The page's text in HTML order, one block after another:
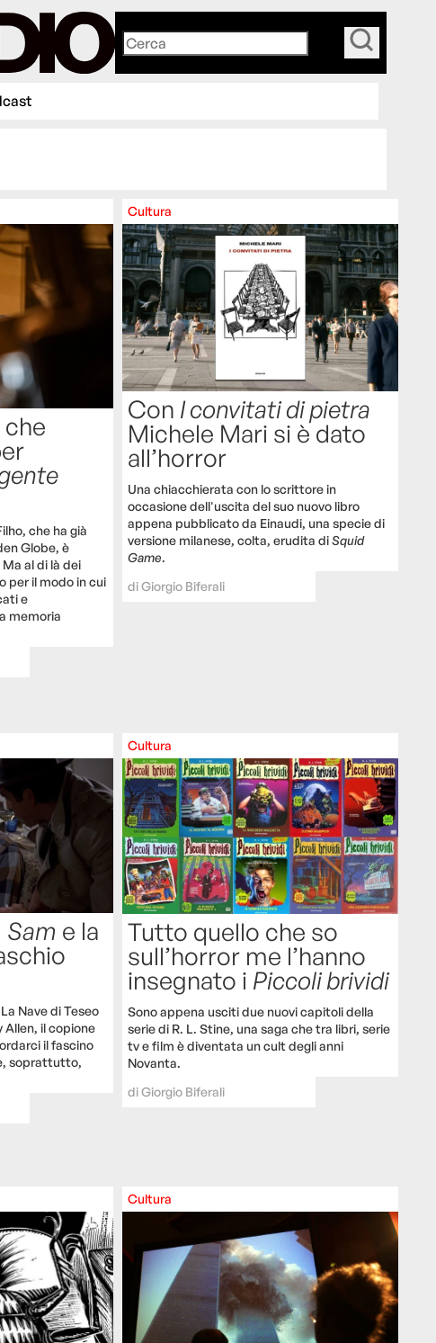
che ha già
Globe, è
al di là dei
per il modo in cui
e
memoria
Cultura
Con I convitati di pietra
Michele Mari si è dato
all’horror
Una chiacchierata con lo scrittore in
occasione dell'uscita del suo nuovo libro
appena pubblicato da Einaudi, una specie di
versione milanese, colta, erudita diSquid
Game.
diGiorgio Biferali
Sam e la
Nave di Teseo
Allen, il copione
il fascino
soprattutto,
Cultura
Tutto quello che so
sull’horror me l’hanno
insegnato i Piccoli brividi
Sono appena usciti due nuovi capitoli della
serie di R. L. Stine, una saga che tra libri, serie
tv e film è diventata un cult degli anni
Novanta.
diGiorgio Biferali
Cultura